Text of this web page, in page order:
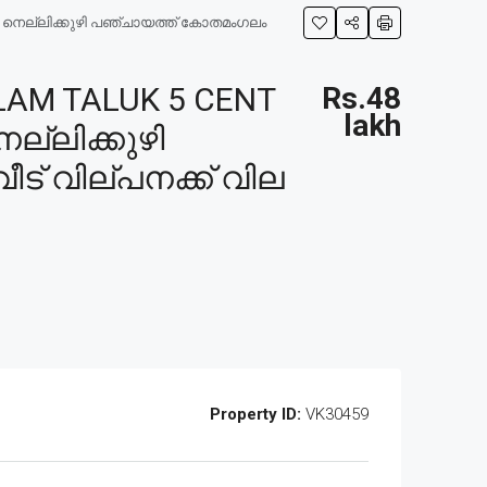
ചെറുവട്ടൂർ നെല്ലിക്കുഴി പഞ്ചായത്ത് കോതമംഗലം
TALUK 5 CENT
വില്പനക്ക് വില
Rs.48
lakh
Property ID: VK30459